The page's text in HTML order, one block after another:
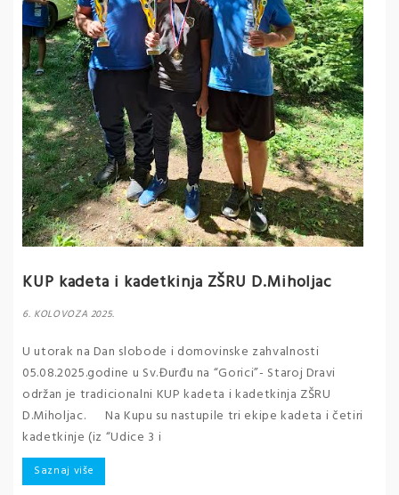
KUP kadeta i kadetkinja ZŠRU D.Miholjac
6. KOLOVOZA 2025.
U utorak na Dan slobode i domovinske zahvalnosti
05.08.2025.godine u Sv.Đurđu na “Gorici”- Staroj Dravi
održan je tradicionalni KUP kadeta i kadetkinja ZŠRU
D.Miholjac. Na Kupu su nastupile tri ekipe kadeta i četiri
kadetkinje (iz “Udice 3 i
Saznaj više